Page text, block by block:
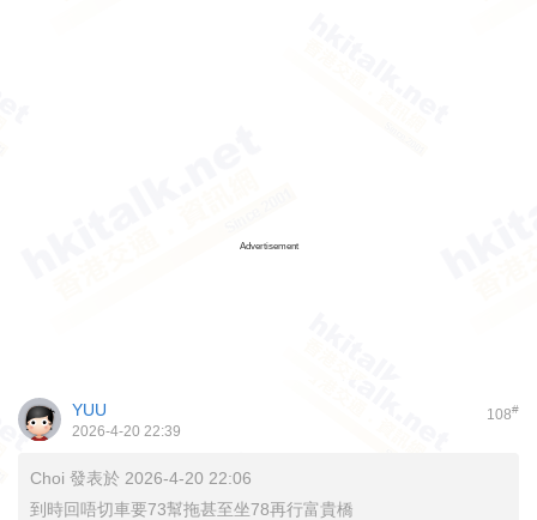
Advertisement
108#
YUU
2026-4-20 22:39
Choi 發表於 2026-4-20 22:06
到時回唔切車要73幫拖甚至坐78再行富貴橋